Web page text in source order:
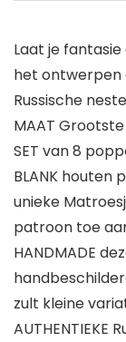
Laat je
het ontwerpen
Russische
MAAT
SET van 8
BLANK houten
unieke
patroon toe
HANDMADE
zult kleine
AUTHENTIEKE